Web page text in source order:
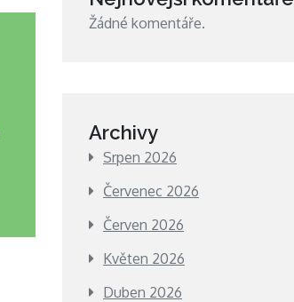
Žádné komentáře.
Archivy
Srpen 2026
Červenec 2026
Červen 2026
Květen 2026
Duben 2026